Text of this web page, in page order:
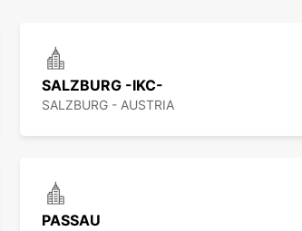
SALZBURG -IKC-
SALZBURG - AUSTRIA
PASSAU